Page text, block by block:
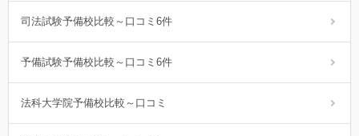
司法試験予備校比較～口コミ6件
予備試験予備校比較～口コミ6件
法科大学院予備校比較～口コミ